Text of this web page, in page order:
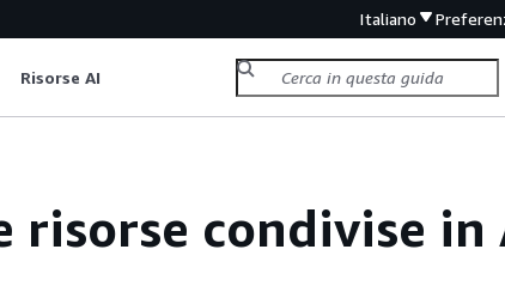
Italiano
Risorse AI
condivise in